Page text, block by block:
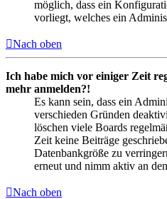
möglich, dass ein
vorliegt, welches ein
Nach oben
Ich habe mich vor einiger Zeit
mehr anmelden?!
Es kann sein, dass ein
verschieden Gründen
löschen viele Boards
Zeit keine Beiträge
Datenbankgröße zu
erneut und nimm aktiv an
Nach oben